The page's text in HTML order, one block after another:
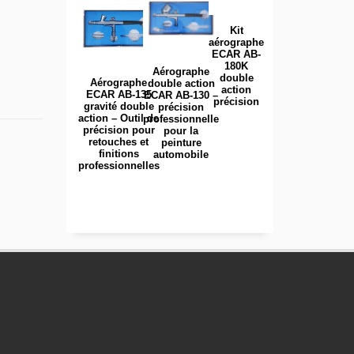
Aérographe
ECAR AB-135
gravité double
action – Outil de
précision pour
retouches et
finitions
professionnelles
Aérographe
double action
ECAR AB-130 –
précision
professionnelle
pour la
peinture
automobile
Kit
aérographe
ECAR AB-
180K
double
action
précision